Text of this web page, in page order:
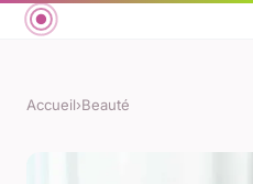
Accueil›Beauté